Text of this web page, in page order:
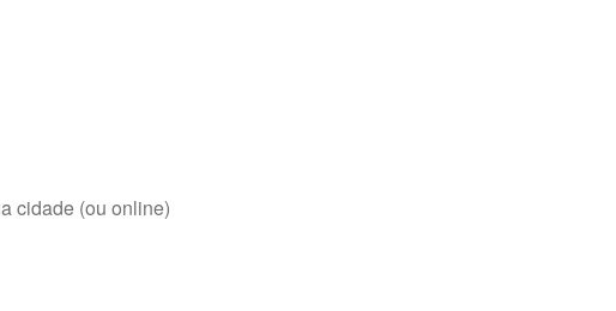
cidade (ou online)